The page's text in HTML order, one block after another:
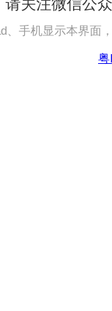
请关注微信公
、手机显示本界面
粤